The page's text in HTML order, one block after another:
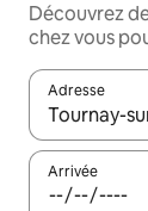
Découvrez
chez vous
Adresse
Lorsque les
Arrivée